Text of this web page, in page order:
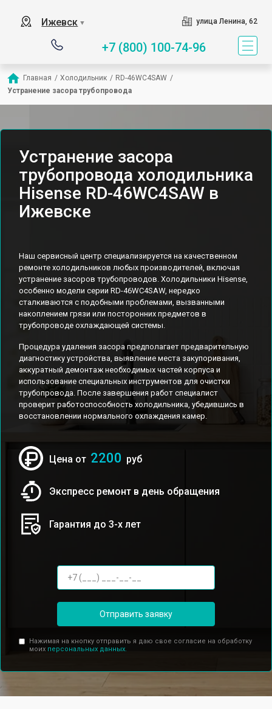
Ижевск ▼ улица Ленина, 62
+7 (800) 100-74-96
Главная / Холодильник / RD-46WC4SAW /
Устранение засора трубопровода
Устранение засора
трубопровода холодильника
Hisense RD-46WC4SAW в
Ижевске
Наш сервисный центр специализируется на качественном
ремонте холодильников любых производителей, включая
устранение засоров трубопроводов. Холодильники Hisense,
особенно модели серии RD-46WC4SAW, нередко
сталкиваются с подобными проблемами, вызванными
накоплением грязи или посторонних предметов в
трубопроводе охлаждающей системы.
Процедура удаления засора предполагает предварительную
диагностику устройства, выявление места закупоривания,
аккуратный демонтаж необходимых частей корпуса и
использование специальных инструментов для очистки
трубопровода. После завершения работ специалист
проверит работоспособность холодильника, убедившись в
восстановлении нормального охлаждения камер.
Цена от 2200 руб
Экспресс ремонт в день обращения
Гарантия до 3-х лет
Отправить заявку
Нажимая на кнопку отправить я даю свое согласие на обработку
моих персональных данных.